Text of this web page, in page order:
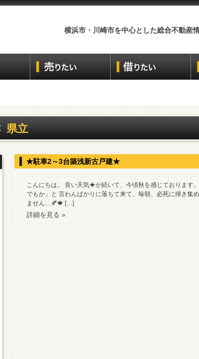
横浜市・川崎市を中心とした総合不動産
県立
★駐車2～3台築浅新古戸建★
こんにちは。 良い天気☀が続いて、今頃秋を感じております
でもか」と 言わんばかりに落ちて来て、毎朝、必死に掃き集
ません…🍂🍁 […]
詳細を見る »